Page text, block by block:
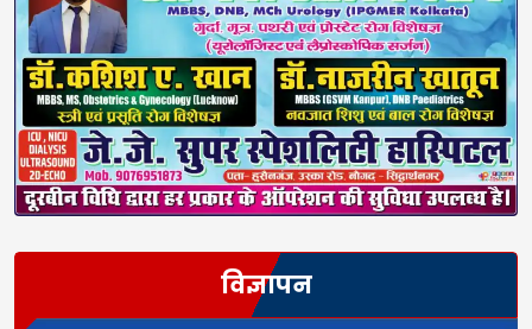
विज्ञापन